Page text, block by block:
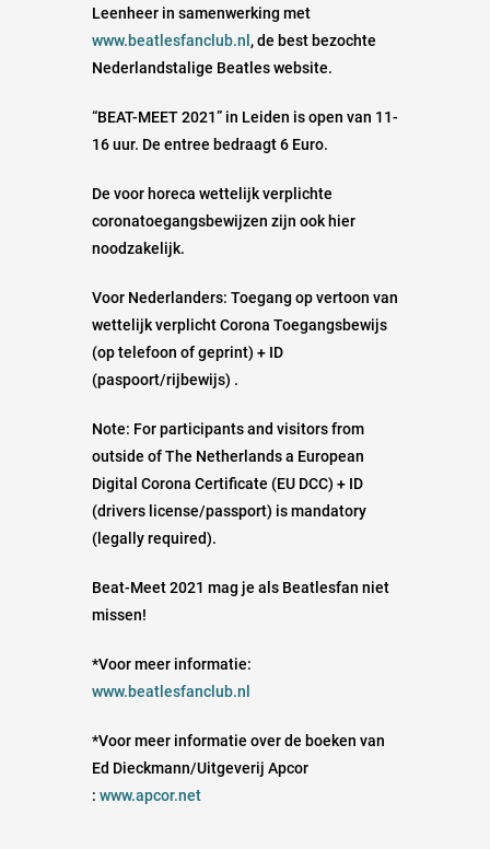
Leenheer in samenwerking met
www.beatlesfanclub.nl , de best bezochte
Nederlandstalige Beatles website.
“BEAT-MEET 2021” in Leiden is open van 11-
16 uur. De entree bedraagt 6 Euro.
De voor horeca wettelijk verplichte
coronatoegangsbewijzen zijn ook hier
noodzakelijk.
Voor Nederlanders: Toegang op vertoon van
wettelijk verplicht Corona Toegangsbewijs
(op telefoon of geprint) + ID
(paspoort/rijbewijs) .
Note: For participants and visitors from
outside of The Netherlands a European
Digital Corona Certificate (EU DCC) + ID
(drivers license/passport) is mandatory
(legally required).
Beat-Meet 2021 mag je als Beatlesfan niet
missen!
*Voor meer informatie:
www.beatlesfanclub.nl
*Voor meer informatie over de boeken van
Ed Dieckmann/Uitgeverij Apcor
: www.apcor.net